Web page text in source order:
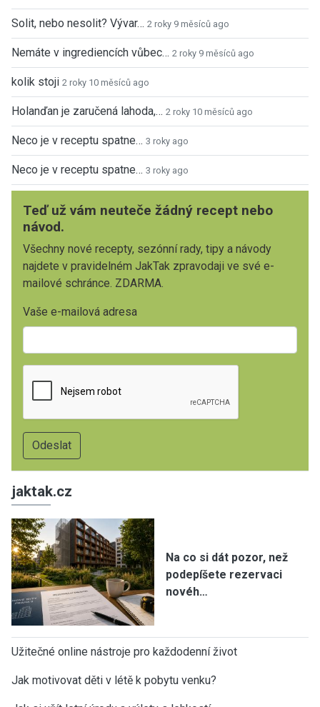
Solit, nebo nesolit? Vývar… 2 roky 9 měsíců ago
Nemáte v ingrediencích vůbec… 2 roky 9 měsíců ago
kolik stoji 2 roky 10 měsíců ago
Holanďan je zaručená lahoda,… 2 roky 10 měsíců ago
Neco je v receptu spatne… 3 roky ago
Neco je v receptu spatne… 3 roky ago
Teď už vám neuteče žádný recept nebo
návod.
Všechny nové recepty, sezónní rady, tipy a návody
najdete v pravidelném JakTak zpravodaji ve své e-
mailové schránce. ZDARMA.
Vaše e-mailová adresa
jaktak.cz
Na co si dát pozor, než
podepíšete rezervaci
novéh…
Užitečné online nástroje pro každodenní život
Jak motivovat děti v létě k pobytu venku?